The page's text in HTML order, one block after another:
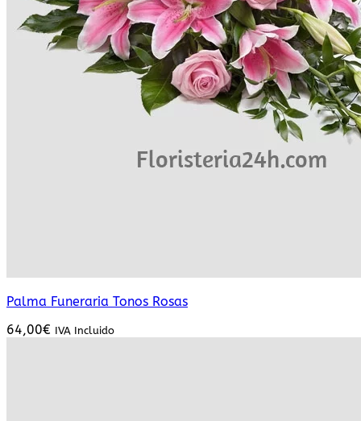
Palma Funeraria Tonos Rosas
64,00€ IVA Incluido